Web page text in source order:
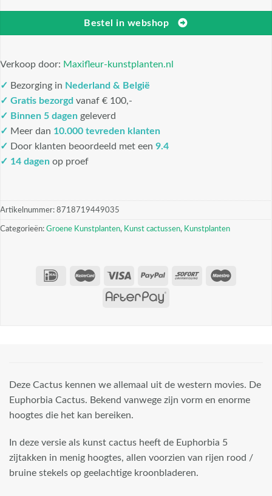
Bestel in webshop
Verkoop door: Maxifleur-kunstplanten.nl
✓ Bezorging in Nederland & België
✓ Gratis bezorgd vanaf € 100,-
✓ Binnen 5 dagen geleverd
✓ Meer dan 10.000 tevreden klanten
✓ Door klanten beoordeeld met een 9.4
✓ 14 dagen op proef
Artikelnummer: 8718719449035
Categorieën: Groene Kunstplanten, Kunst cactussen, Kunstplanten
Deze Cactus kennen we allemaal uit de western movies. De
Euphorbia Cactus. Bekend vanwege zijn vorm en enorme
hoogtes die het kan bereiken.
In deze versie als kunst cactus heeft de Euphorbia 5
zijtakken in menig hoogtes, allen voorzien van rijen rood /
bruine stekels op geelachtige kroonbladeren.